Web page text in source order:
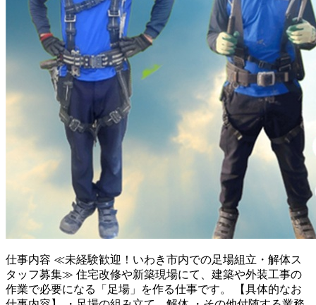
仕事内容 ≪未経験歓迎！いわき市内での足場組立・解体ス
タッフ募集≫ 住宅改修や新築現場にて、建築や外装工事の
作業で必要になる「足場」を作る仕事です。 【具体的なお